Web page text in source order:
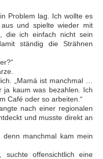
Problem lag. Ich wollte es
und spielte wieder mit
die ich einfach nicht sein
ständig die Strähnen
„Mamá ist manchmal …
ja kaum was bezahlen. Ich
Café oder so arbeiten.“
nach einer regionalen
und musste direkt an
denn manchmal kam mein
offensichtlich eine